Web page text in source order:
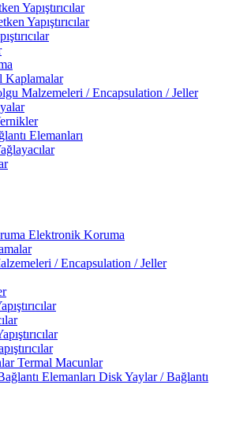
Yapıştırıcılar
Yapıştırıcılar
Kaplamalar
Malzemeleri / Encapsulation / Jeller
Elemanları
Elektronik Koruma
/ Encapsulation / Jeller
Termal Macunlar
Disk Yaylar / Bağlantı